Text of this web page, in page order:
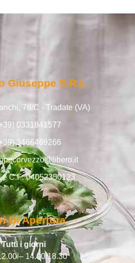
Giuseppe S.r.l.
78/C - Tradate (VA)
0331841577
3466469266
e C.F: 04052350123
Di Apertura
Tutti i giorni
– 14.00/18.30